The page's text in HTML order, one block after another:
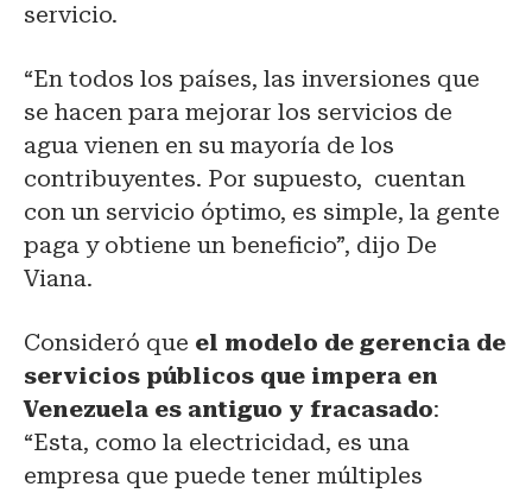
servicio.
“En todos los países, las inversiones que
se hacen para mejorar los servicios de
agua vienen en su mayoría de los
contribuyentes. Por supuesto, cuentan
con un servicio óptimo, es simple, la gente
paga y obtiene un beneficio”, dijo De
Viana.
Consideró que el modelo de gerencia de
servicios públicos que impera en
Venezuela es antiguo y fracasado:
“Esta, como la electricidad, es una
empresa que puede tener múltiples